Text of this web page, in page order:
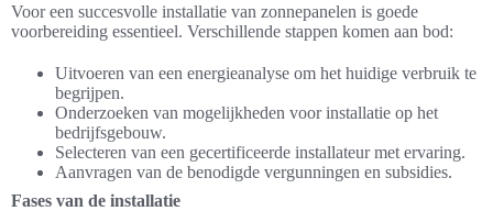
Voor een succesvolle installatie van zonnepanelen is goede
voorbereiding essentieel. Verschillende stappen komen aan bod:
Uitvoeren van een energieanalyse om het huidige verbruik te
begrijpen.
Onderzoeken van mogelijkheden voor installatie op het
bedrijfsgebouw.
Selecteren van een gecertificeerde installateur met ervaring.
Aanvragen van de benodigde vergunningen en subsidies.
Fases van de installatie